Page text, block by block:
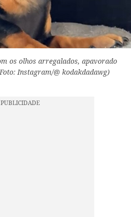
os olhos arregalados, apavorado
Instagram/@ kodakdadawg)